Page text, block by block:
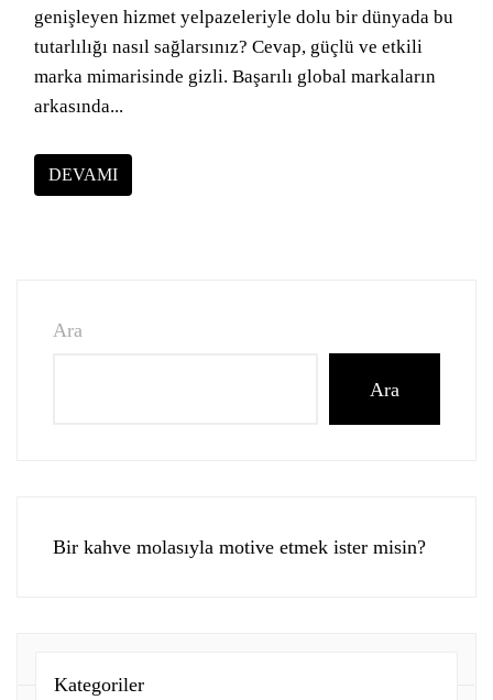
genişleyen hizmet yelpazeleriyle dolu bir dünyada bu
tutarlılığı nasıl sağlarsınız? Cevap, güçlü ve etkili
marka mimarisinde gizli. Başarılı global markaların
arkasında...
DEVAMI
Ara
Ara
Bir kahve molasıyla motive etmek ister misin?
Kategoriler